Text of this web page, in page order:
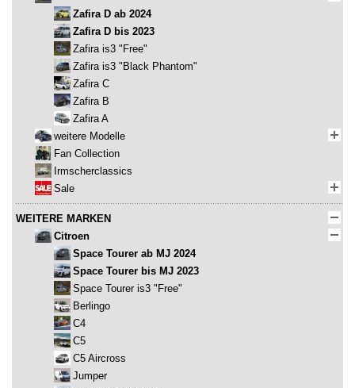
Zafira D ab 2024
Zafira D bis 2023
Zafira is3 "Free"
Zafira is3 "Black Phantom"
Zafira C
Zafira B
Zafira A
weitere Modelle
Fan Collection
Irmscherclassics
Sale
WEITERE MARKEN
Citroen
Space Tourer ab MJ 2024
Space Tourer bis MJ 2023
Space Tourer is3 "Free"
Berlingo
C4
C5
C5 Aircross
Jumper